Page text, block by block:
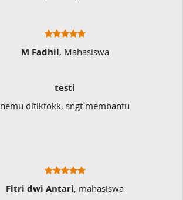
M Fadhil, Mahasiswa
testi
nemu ditiktokk, sngt membantu
Fitri dwi Antari, mahasiswa